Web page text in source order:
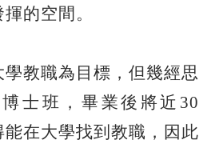
的空間。
教職為目標，但幾經思
士班，畢業後將近30
在大學找到教職，因此